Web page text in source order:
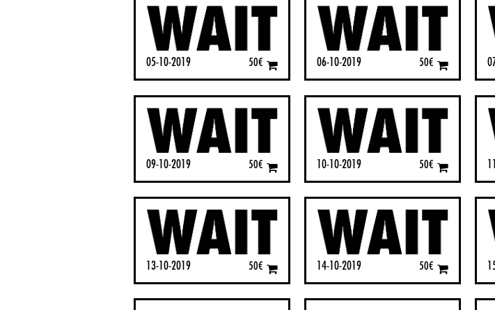
05-10-2019 50€ 06-10-2019 50€
09-10-2019 50€ 10-10-2019 50€
13-10-2019 50€ 14-10-2019 50€